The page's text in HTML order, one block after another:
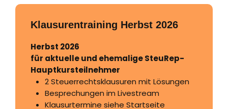
Klausurentraining Herbst 2026
Herbst 2026
für aktuelle und ehemalige SteuRep-
Hauptkursteilnehmer
2 Steuerrechtsklausuren mit Lösungen
Besprechungen im Livestream
Klausurtermine siehe Startseite